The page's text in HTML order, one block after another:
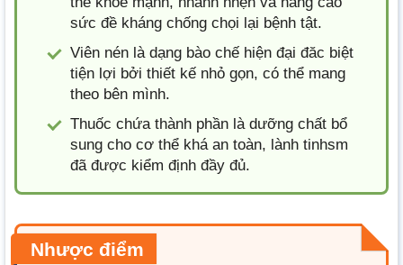
sức đề kháng chống chọi lại bệnh tật.
Viên nén là dạng bào chế hiện đại đăc biệt
tiện lợi bởi thiết kế nhỏ gọn, có thể mang
theo bên mình.
Thuốc chứa thành phần là dưỡng chất bổ
sung cho cơ thể khá an toàn, lành tinhsm
đã được kiểm định đầy đủ.
Nhược điểm